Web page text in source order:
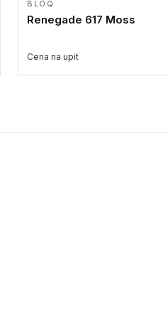
BLOQ
Renegade 617 Moss
Cena na upit